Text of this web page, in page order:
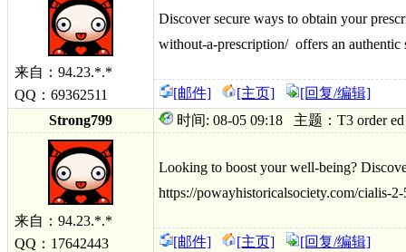
来自：94.23.*.*
QQ：69362511
Discover secure ways to obtain your presc
without-a-prescription/ offers an
[邮件] [主页]
[回复/编辑]
Strong799
时间: 08-05 09:18 主题：T3 order ed
来自：94.23.*.*
QQ：17642443
Looking to boost your well-being?
https://powayhistoricalsociety.com/cialis-
[邮件] [主页]
[回复/编辑]